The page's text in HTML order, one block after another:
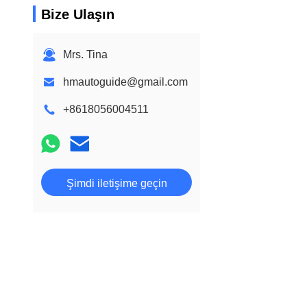
Bize Ulaşın
Mrs. Tina
hmautoguide@gmail.com
+8618056004511
Şimdi iletişime geçin